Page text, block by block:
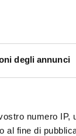
degli annunci
numero IP,
fine di